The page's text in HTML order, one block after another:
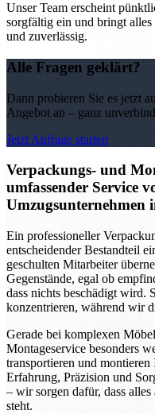
Unser Team erscheint
sorgfältig ein und bringt
und zuverlässig.
Alle Fragen geklärt?
Dann probieren Sie es jetzt
Angebot an – ganz
Jetzt Anfrage starten
Verpackungs- und
umfassender Service
Umzugsunternehmen
Ein professioneller
entscheidender Bestandteil
geschulten Mitarbeiter
Gegenstände, egal ob
dass nichts beschädigt wird.
konzentrieren, während wir
Gerade bei komplexen
Montageservice besonders
transportieren und
Erfahrung, Präzision und
– wir sorgen dafür, dass
steht.